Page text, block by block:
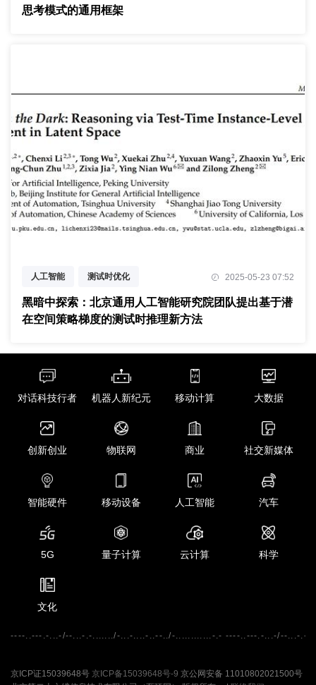
思考模式的通用框架
人工智能 测试时优化
潜在空间探索
2025-05-23 07:52
黑暗中探索：北京通用人工智能研究院团队提出基于潜
在空间策略梯度的测试时推理新方法
对话科技行者 机器人新纪元 移动计算 大数据
创新创业 物联网 商业 社交新媒体
智能硬件 移动设备 人工智能 汽车
5G 量子计算 云计算 科学
文化
----..---.-...-/--...-.-......./-...-....-..--../-............-.- ----..---.-...-/--...-.-
京ICP证15039648号 京ICP备15039648号-9 京公网安备 11010802021500号